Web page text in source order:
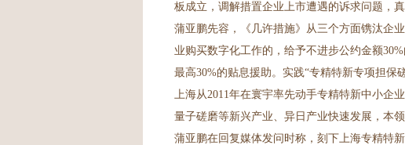
板成立，调解措置企业上市遭遇的诉求问题，真
蒲亚鹏先容，《几许措施》从三个方面镌汰企
业购买数字化工作的，给予不进步公约金额
最高30%的贴息援助。实践“专精特新专项担保
上海从2011年在寰宇率先动手专精特新中小企
量子磋磨等新兴产业、异日产业快速发展，本
蒲亚鹏在回复媒体发问时称，刻下上海专精特